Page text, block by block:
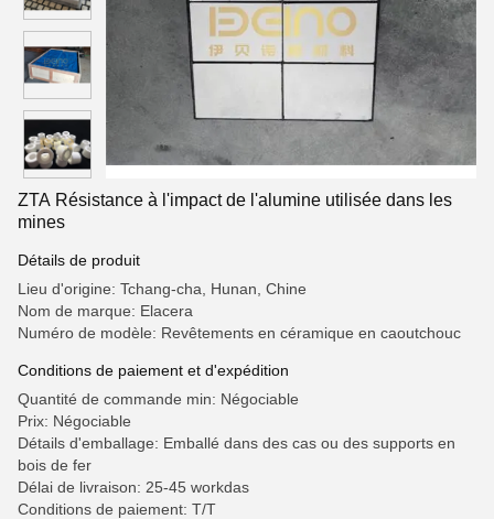
ZTA Résistance à l'impact de l'alumine utilisée dans les
mines
Détails de produit
Lieu d'origine: Tchang-cha, Hunan, Chine
Nom de marque: Elacera
Numéro de modèle: Revêtements en céramique en caoutchouc
Conditions de paiement et d'expédition
Quantité de commande min: Négociable
Prix: Négociable
Détails d'emballage: Emballé dans des cas ou des supports en
bois de fer
Délai de livraison: 25-45 workdas
Conditions de paiement: T/T